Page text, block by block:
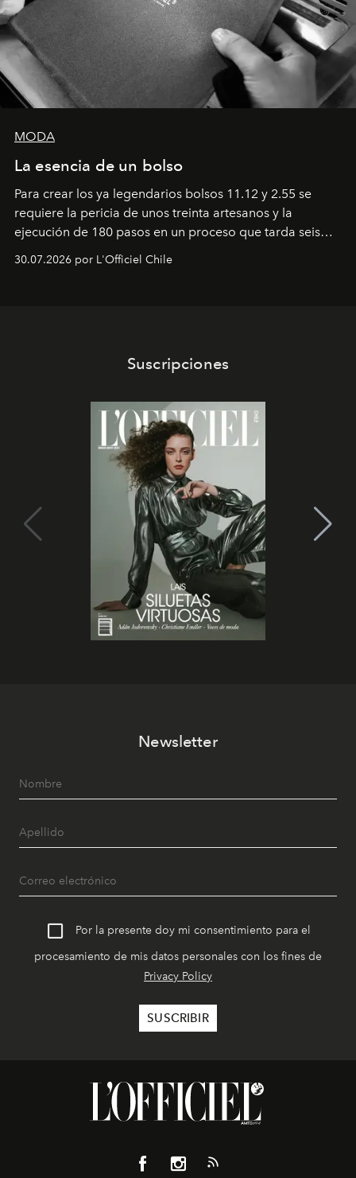
MODA
La esencia de un bolso
Para crear los ya legendarios bolsos 11.12 y 2.55 se
requiere la pericia de unos treinta artesanos y la
ejecución de 180 pasos en un proceso que tarda seis
semanas. Los expertos ponen en práctica una técnica
que se enseña solamente en la escuela de formación de
30.07.2026 por L'Officiel Chile
Suscripciones
Newsletter
Por la presente doy mi consentimiento para el
procesamiento de mis datos personales con los fines de
Privacy Policy